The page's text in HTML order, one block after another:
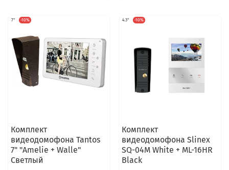
7" -10%
Комплект
видеодомофона Tantos
7" "Amelie + Walle"
Светлый
4.3" -10%
Комплект
видеодомофона Slinex
SQ-04M White + ML-16HR
Black